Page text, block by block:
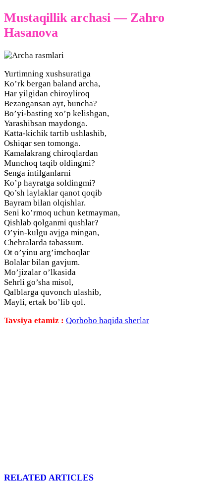
Mustaqillik archasi — Zahro
Hasanova
Yurtimning xushsuratiga
Ko’rk bergan baland archa,
Har yilgidan chiroyliroq
Bezangansan ayt, buncha?
Bo’yi-basting xo’p kelishgan,
Yarashibsan maydonga.
Katta-kichik tartib ushlashib,
Oshiqar sen tomonga.
Kamalakrang chiroqlardan
Munchoq taqib oldingmi?
Senga intilganlarni
Ko’p hayratga soldingmi?
Qo’sh laylaklar qanot qoqib
Bayram bilan olqishlar.
Seni ko’rmoq uchun ketmayman,
Qishlab qolganmi qushlar?
O’yin-kulgu avjga mingan,
Chehralarda tabassum.
Ot o’yinu arg’imchoqlar
Bolalar bilan gavjum.
Mo’jizalar o’lkasida
Sehrli go’sha misol,
Qalblarga quvonch ulashib,
Mayli, ertak bo’lib qol.
Tavsiya etamiz : Qorbobo haqida sherlar
RELATED ARTICLES